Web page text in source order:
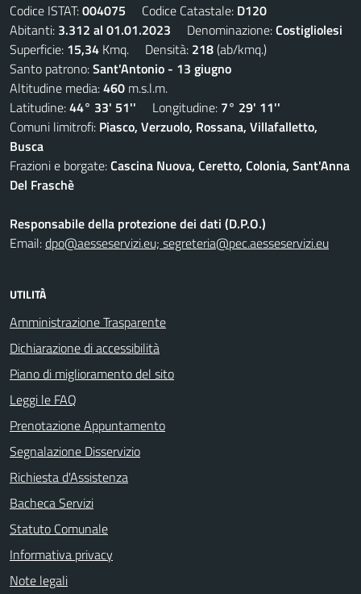
Codice ISTAT:004075 Codice Catastale: D120
Abitanti: 3.312 al 01.01.2023 Denominazione:Costigliolesi
Superficie: 15,34 Kmq. Densità: 218(ab/kmq.)
Santo patrono:Sant'Antonio - 13 giugno
Altitudine media:460 m.s.l.m.
Latitudine:44° 33' 51'' Longitudine: 7° 29' 11''
Comuni limitrofi: Piasco, Verzuolo, Rossana, Villafalletto,
Busca
Frazioni e borgate:Cascina Nuova, Ceretto, Colonia, Sant'Anna
Del Fraschè
Responsabile della protezione dei dati (D.P.O.)
Email:dpo@aesseservizi.eu; segreteria@pec.aesseservizi.eu
UTILITÀ
Amministrazione Trasparente
Dichiarazione di accessibilità
Piano di miglioramento del sito
Leggi le FAQ
Prenotazione Appuntamento
Segnalazione Disservizio
Richiesta d'Assistenza
Bacheca Servizi
Statuto Comunale
Informativa privacy
Note legali